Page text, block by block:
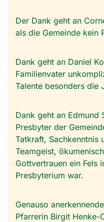
Der Dank geht an
als die Gemeinde kein
Dank geht an Daniel
Familienvater
Talente besonders die
Dank geht an Edmund
Presbyter der
Tatkraft, Sachkenntnis
Teamgeist,
Gottvertrauen ein Fels
Presbyterium war.
Genauso
Pfarrerin Birgit Henke-